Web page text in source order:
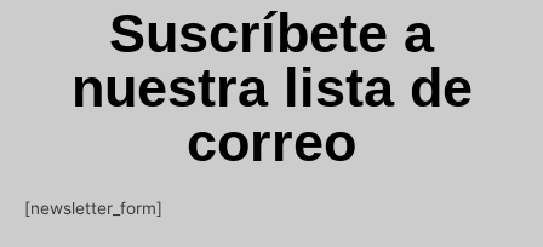
Suscríbete a
nuestra lista de
correo
[newsletter_form]